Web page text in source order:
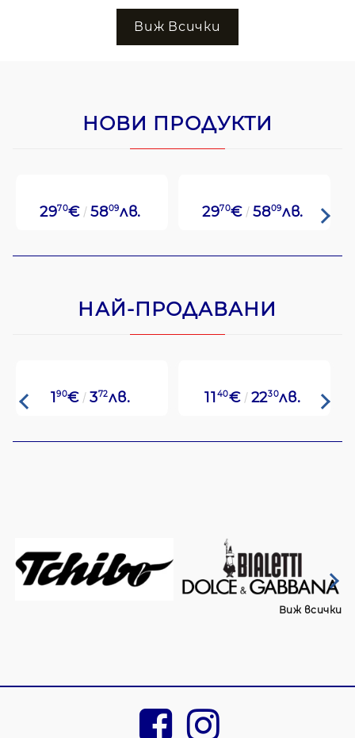
Виж Всички
НОВИ ПРОДУКТИ
2970€ 5809лв. 2970€ 5809лв.
НАЙ-ПРОДАВАНИ
190€ 372лв. 11 40€ 2230лв.
Виж всички